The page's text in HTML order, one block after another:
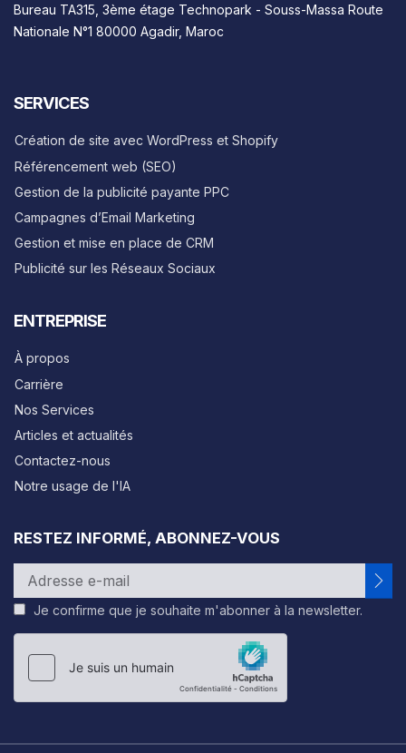
Bureau TA315, 3ème étage Technopark - Souss-Massa Route
Nationale N°1 80000 Agadir, Maroc
SERVICES
Création de site avec WordPress et Shopify
Référencement web (SEO)
Gestion de la publicité payante PPC
Campagnes d’Email Marketing
Gestion et mise en place de CRM
Publicité sur les Réseaux Sociaux
ENTREPRISE
À propos
Carrière
Nos Services
Articles et actualités
Contactez-nous
Notre usage de l'IA
RESTEZ INFORMÉ, ABONNEZ-VOUS
Je confirme que je souhaite m'abonner à la newsletter.